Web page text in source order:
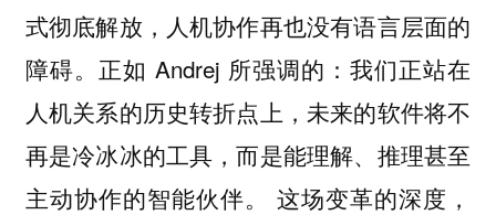
式彻底解放，人机协作再也没有语言层面的
障碍。正如 Andrej 所强调的：我们正站在
人机关系的历史转折点上，未来的软件将不
再是冷冰冰的工具，而是能理解、推理甚至
主动协作的智能伙伴。这场变革的深度，